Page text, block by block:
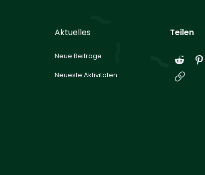
Aktuelles
Neue Beiträge
Neueste Aktivitäten
Teilen
Reddit